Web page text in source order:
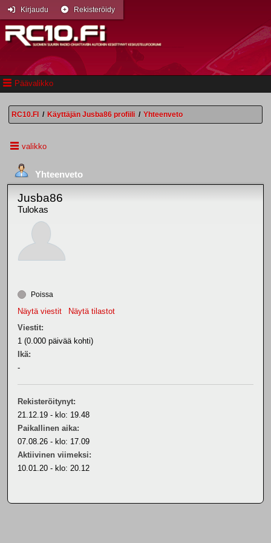
Päävalikko
Kirjaudu Rekisteröidy
RC10.FI / Käyttäjän Jusba86 profiili / Yhteenveto
valikko
Yhteenveto
Jusba86
Tulokas
Poissa
Näytä viestit
Näytä tilastot
Viestit:
1 (0.000 päivää kohti)
Ikä:
-
Rekisteröitynyt:
21.12.19 - klo: 19.48
Paikallinen aika:
07.08.26 - klo: 17.09
Aktiivinen viimeksi:
10.01.20 - klo: 20.12